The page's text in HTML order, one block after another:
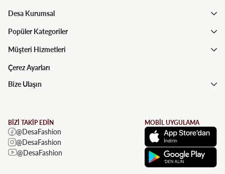
Desa Kurumsal
Popüler Kategoriler
Müşteri Hizmetleri
Çerez Ayarları
Bize Ulaşın
BİZİ TAKİP EDİN
@DesaFashion
@DesaFashion
@DesaFashion
MOBİL UYGULAMA